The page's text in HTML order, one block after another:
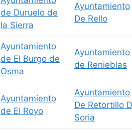
de Duruelo de
la Sierra
Ayuntamiento
De Rello
Ayuntamiento
de El Burgo de
Osma
Ayuntamiento
de Renieblas
Ayuntamiento
de El Royo
Ayuntamiento
De Retortillo
Soria